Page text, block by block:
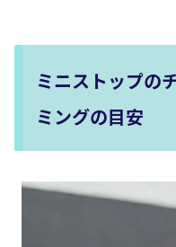
ミニストップの
ミングの目安